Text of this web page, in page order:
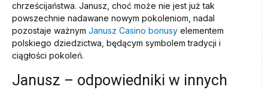
chrześcijaństwa. Janusz, choć może nie jest już tak
powszechnie nadawane nowym pokoleniom, nadal
pozostaje ważnym Janusz Casino bonusy elementem
polskiego dziedzictwa, będącym symbolem tradycji i
ciągłości pokoleń.
Janusz – odpowiedniki w innych